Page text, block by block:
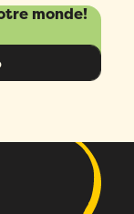
monde!